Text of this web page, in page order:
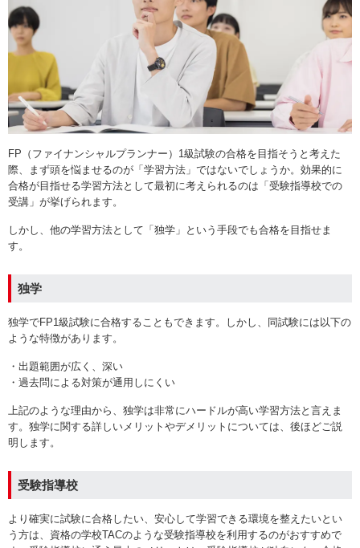
FP（ファイナンシャルプランナー）1級試験の合格を目指そうと考えた
際、まず頭を悩ませるのが「学習方法」ではないでしょうか。効果的に
合格が目指せる学習方法として最初に考えられるのは「受験指導校での
受講」が挙げられます。
しかし、他の学習方法として「独学」という手段でも合格を目指せま
す。
独学
独学でFP1級試験に合格することもできます。しかし、同試験には以下の
ような特徴があります。
・出題範囲が広く、深い
・過去問による対策が通用しにくい
上記のような理由から、独学は非常にハードルが高い学習方法と言えま
す。独学に関する詳しいメリットやデメリットについては、後ほどご説
明します。
受験指導校
より確実に試験に合格したい、安心して学習できる環境を整えたいとい
う方は、資格の学校TACのような受験指導校を利用するのがおすすめで